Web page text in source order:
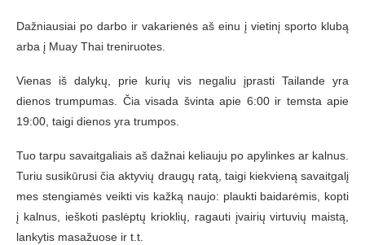
Dažniausiai po darbo ir vakarienės aš einu į vietinį sporto klubą
arba į Muay Thai treniruotes.
Vienas iš dalykų, prie kurių vis negaliu įprasti Tailande yra
dienos trumpumas. Čia visada švinta apie 6:00 ir temsta apie
19:00, taigi dienos yra trumpos.
Tuo tarpu savaitgaliais aš dažnai keliauju po apylinkes ar kalnus.
Turiu susikūrusi čia aktyvių draugų ratą, taigi kiekvieną savaitgalį
mes stengiamės veikti vis kažką naujo: plaukti baidarėmis, kopti
į kalnus, ieškoti paslėptų krioklių, ragauti įvairių virtuvių maistą,
lankytis masažuose ir t.t.